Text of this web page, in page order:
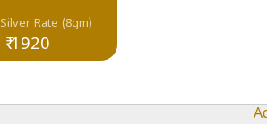
Silver Rate (8gm)
₹ 1920